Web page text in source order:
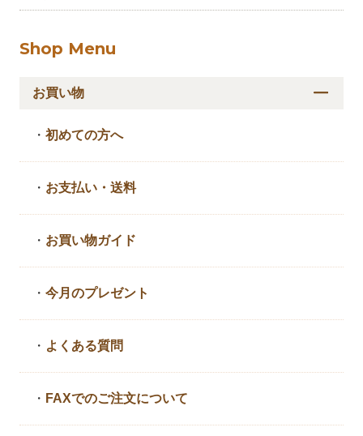
Shop Menu
お買い物
・初めての方へ
・ お支払い・送料
・ お買い物ガイド
・今月のプレゼント
・ よくある質問
・ FAXでのご注文について